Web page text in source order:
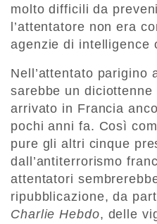
molto difficili da
l’attentatore non era
agenzie di intelligence
Nell’attentato parigino
sarebbe un
arrivato in Francia
pochi anni fa. Così
pure gli altri cinque
dall’antiterrorismo
attentatori
ripubblicazione, da
Charlie Hebdo, delle